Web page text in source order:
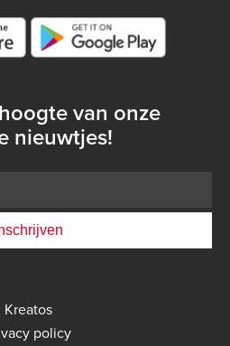
van onze
nieuwtjes!
Kreatos
policy